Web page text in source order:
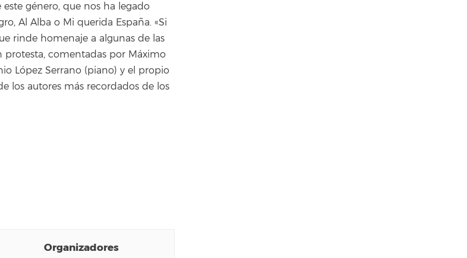
género, que nos ha legado
Al Alba o Mi querida España. «Si
rinde homenaje a algunas de las
protesta, comentadas por Máximo
López Serrano (piano) y el propio
los autores más recordados de los
Organizadores